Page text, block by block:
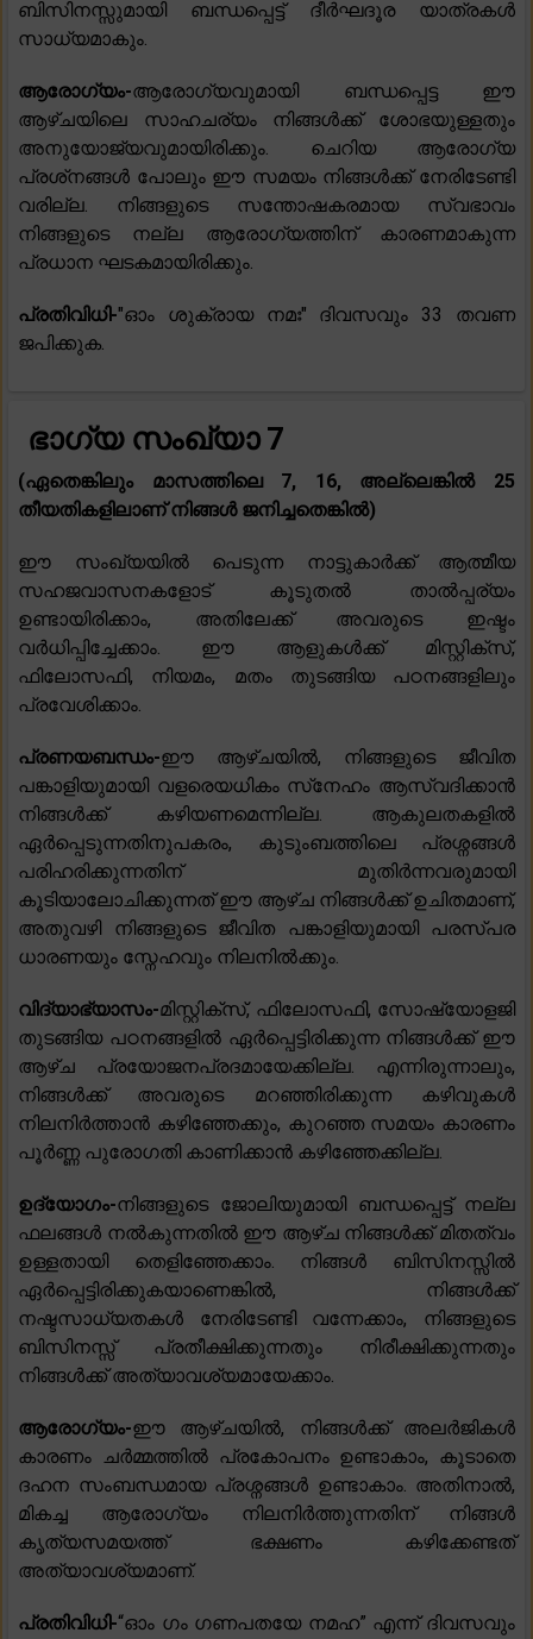
ബിസിനസ്സുമായി ബന്ധപ്പെട്ട് ദീർഘദൂര യാത്രകൾ
സാധ്യമാകും.
ആരോഗ്യം-ആരോഗ്യവുമായി ബന്ധപ്പെട്ട ഈ
ആഴ്ചയിലെ സാഹചര്യം നിങ്ങൾക്ക് ശോഭയുള്ളതും
അനുയോജ്യവുമായിരിക്കും. ചെറിയ ആരോഗ്യ
പ്രശ്‌നങ്ങൾ പോലും ഈ സമയം നിങ്ങൾക്ക് നേരിടേണ്ടി
വരില്ല. നിങ്ങളുടെ സന്തോഷകരമായ സ്വഭാവം
നിങ്ങളുടെ നല്ല ആരോഗ്യത്തിന് കാരണമാകുന്ന
പ്രധാന ഘടകമായിരിക്കും.
പ്രതിവിധി-"ഓം ശുക്രായ നമഃ" ദിവസവും 33 തവണ
ജപിക്കുക.
ഭാഗ്യ സംഖ്യാ 7
(ഏതെങ്കിലും മാസത്തിലെ 7, 16, അല്ലെങ്കിൽ 25
തീയതികളിലാണ് നിങ്ങൾ ജനിച്ചതെങ്കിൽ)
ഈ സംഖ്യയിൽ പെടുന്ന നാട്ടുകാർക്ക് ആത്മീയ
സഹജവാസനകളോട് കൂടുതൽ താൽപ്പര്യം
ഉണ്ടായിരിക്കാം, അതിലേക്ക് അവരുടെ ഇഷ്ടം
വർധിപ്പിച്ചേക്കാം. ഈ ആളുകൾക്ക് മിസ്റ്റിക്സ്,
ഫിലോസഫി, നിയമം, മതം തുടങ്ങിയ പഠനങ്ങളിലും
പ്രവേശിക്കാം.
പ്രണയബന്ധം-ഈ ആഴ്‌ചയിൽ, നിങ്ങളുടെ ജീവിത
പങ്കാളിയുമായി വളരെയധികം സ്‌നേഹം ആസ്വദിക്കാൻ
നിങ്ങൾക്ക് കഴിയണമെന്നില്ല. ആകുലതകളിൽ
ഏർപ്പെടുന്നതിനുപകരം, കുടുംബത്തിലെ പ്രശ്നങ്ങൾ
പരിഹരിക്കുന്നതിന് മുതിർന്നവരുമായി
കൂടിയാലോചിക്കുന്നത് ഈ ആഴ്ച നിങ്ങൾക്ക് ഉചിതമാണ്,
അതുവഴി നിങ്ങളുടെ ജീവിത പങ്കാളിയുമായി പരസ്പര
ധാരണയും സ്നേഹവും നിലനിൽക്കും.
വിദ്യാഭ്യാസം-മിസ്റ്റിക്‌സ്, ഫിലോസഫി, സോഷ്യോളജി
തുടങ്ങിയ പഠനങ്ങളിൽ ഏർപ്പെട്ടിരിക്കുന്ന നിങ്ങൾക്ക് ഈ
ആഴ്ച പ്രയോജനപ്രദമായേക്കില്ല. എന്നിരുന്നാലും,
നിങ്ങൾക്ക് അവരുടെ മറഞ്ഞിരിക്കുന്ന കഴിവുകൾ
നിലനിർത്താൻ കഴിഞ്ഞേക്കും, കുറഞ്ഞ സമയം കാരണം
പൂർണ്ണ പുരോഗതി കാണിക്കാൻ കഴിഞ്ഞേക്കില്ല.
ഉദ്യോഗം-നിങ്ങളുടെ ജോലിയുമായി ബന്ധപ്പെട്ട് നല്ല
ഫലങ്ങൾ നൽകുന്നതിൽ ഈ ആഴ്ച നിങ്ങൾക്ക് മിതത്വം
ഉള്ളതായി തെളിഞ്ഞേക്കാം. നിങ്ങൾ ബിസിനസ്സിൽ
ഏർപ്പെട്ടിരിക്കുകയാണെങ്കിൽ, നിങ്ങൾക്ക്
നഷ്ടസാധ്യതകൾ നേരിടേണ്ടി വന്നേക്കാം, നിങ്ങളുടെ
ബിസിനസ്സ് പ്രതീക്ഷിക്കുന്നതും നിരീക്ഷിക്കുന്നതും
നിങ്ങൾക്ക് അത്യാവശ്യമായേക്കാം.
ആരോഗ്യം-ഈ ആഴ്‌ചയിൽ, നിങ്ങൾക്ക് അലർജികൾ
കാരണം ചർമ്മത്തിൽ പ്രകോപനം ഉണ്ടാകാം, കൂടാതെ
ദഹന സംബന്ധമായ പ്രശ്നങ്ങൾ ഉണ്ടാകാം. അതിനാൽ,
മികച്ച ആരോഗ്യം നിലനിർത്തുന്നതിന് നിങ്ങൾ
കൃത്യസമയത്ത് ഭക്ഷണം കഴിക്കേണ്ടത്
അത്യാവശ്യമാണ്.
പ്രതിവിധി-“ഓം ഗം ഗണപതയേ നമഹ” എന്ന് ദിവസവും